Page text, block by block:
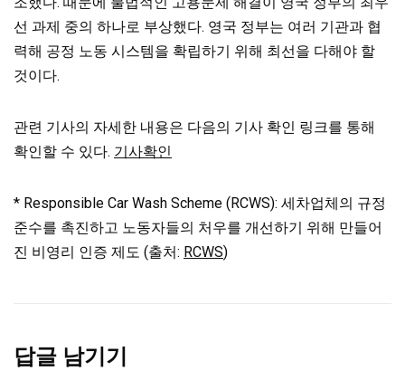
선 과제 중의 하나로 부상했다. 영국 정부는 여러 기관과 협
력해 공정 노동 시스템을 확립하기 위해 최선을 다해야 할
것이다.
관련 기사의 자세한 내용은 다음의 기사 확인 링크를 통해
확인할 수 있다. 기사확인
* Responsible Car Wash Scheme (RCWS): 세차업체의 규정
준수를 촉진하고 노동자들의 처우를 개선하기 위해 만들어
진 비영리 인증 제도 (출처: RCWS)
답글 남기기